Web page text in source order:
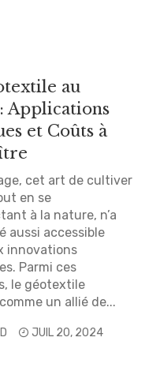
au
Applications
et Coûts à
cet art de cultiver
en se
à la nature, n’a
aussi accessible
innovations
Parmi ces
le géotextile
un allié de...
JUIL 20, 2024